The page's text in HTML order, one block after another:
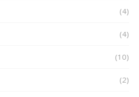
(4)
(4)
(10)
(2)